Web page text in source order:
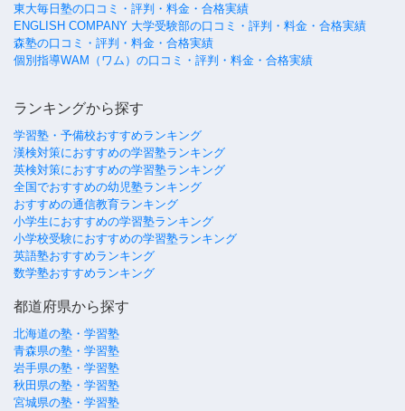
東大毎日塾の口コミ・評判・料金・合格実績
ENGLISH COMPANY 大学受験部の口コミ・評判・料金・合格実績
森塾の口コミ・評判・料金・合格実績
個別指導WAM（ワム）の口コミ・評判・料金・合格実績
ランキングから探す
学習塾・予備校おすすめランキング
漢検対策におすすめの学習塾ランキング
英検対策におすすめの学習塾ランキング
全国でおすすめの幼児塾ランキング
おすすめの通信教育ランキング
小学生におすすめの学習塾ランキング
小学校受験におすすめの学習塾ランキング
英語塾おすすめランキング
数学塾おすすめランキング
都道府県から探す
北海道の塾・学習塾
青森県の塾・学習塾
岩手県の塾・学習塾
秋田県の塾・学習塾
宮城県の塾・学習塾